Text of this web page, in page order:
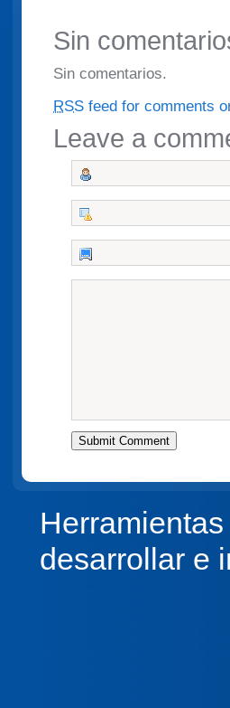
Sin
Sin comentarios.
RSS feed for comments
Leave a
desarrollar e